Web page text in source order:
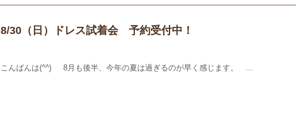
8/30（日）ドレス試着会 予約受付中！
こんばんは(^^) 8月も後半、今年の夏は過ぎるのが早く感じます。 …